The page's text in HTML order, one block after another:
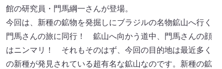
館の研究員・門馬綱一さんが登場。
今回は、新種の鉱物を発掘しにブラジルの名物鉱山へ行く
門馬さんの旅に同行！ 鉱山へ向かう道中、門馬さんの顔
はニンマリ！ それもそのはず、今回の目的地は最近多く
の新種が発見されている超有名な鉱山なのです。新種の鉱